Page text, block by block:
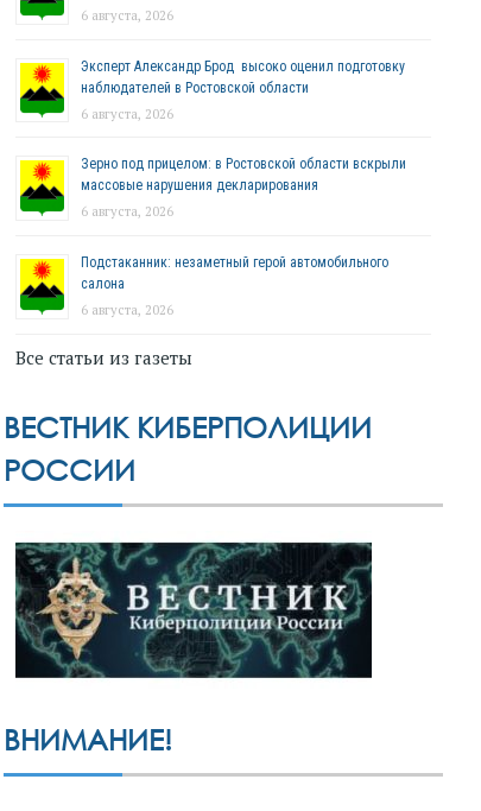
6 августа, 2026
Эксперт Александр Брод высоко оценил подготовку
наблюдателей в Ростовской области
6 августа, 2026
Зерно под прицелом: в Ростовской области вскрыли
массовые нарушения декларирования
6 августа, 2026
Подстаканник: незаметный герой автомобильного
салона
6 августа, 2026
Все статьи из газеты
ВЕСТНИК КИБЕРПОЛИЦИИ
РОССИИ
ВНИМАНИЕ!